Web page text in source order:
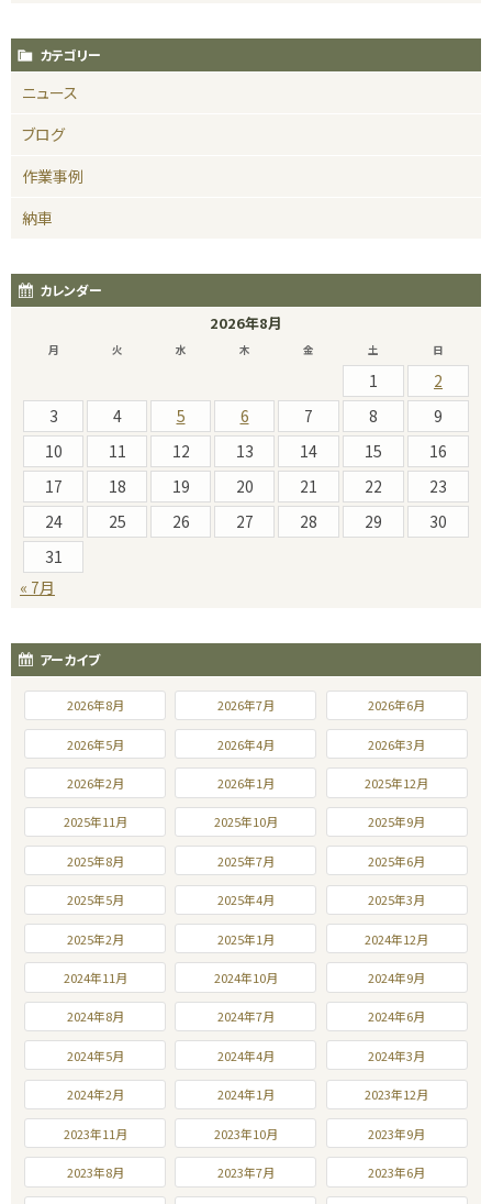
カテゴリー
ニュース
ブログ
作業事例
納車
カレンダー
2026年8月
月 火 水 木 金 土 日
1
2
3
4 5 6 7 8
9
10
11 12 13 14 15
16
17
18 19 20 21 22
23
24
25 26 27 28 29
30
31
« 7月
アーカイブ
2026年8月 2026年7月 2026年6月
2026年5月 2026年4月 2026年3月
2026年2月 2026年1月 2025年12月
2025年11月 2025年10月 2025年9月
2025年8月 2025年7月 2025年6月
2025年5月 2025年4月 2025年3月
2025年2月 2025年1月 2024年12月
2024年11月 2024年10月 2024年9月
2024年8月 2024年7月 2024年6月
2024年5月 2024年4月 2024年3月
2024年2月 2024年1月 2023年12月
2023年11月 2023年10月 2023年9月
2023年8月 2023年7月 2023年6月